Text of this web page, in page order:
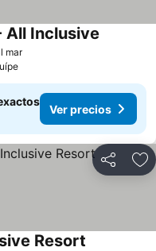
mar
All Inclusive
Ver precios
Compartir
Resort